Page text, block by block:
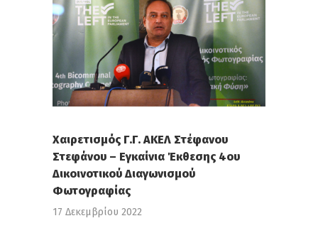
Χαιρετισμός Γ.Γ. ΑΚΕΛ Στέφανου
Στεφάνου – Εγκαίνια Έκθεσης 4ου
Δικοινοτικού Διαγωνισμού
Φωτογραφίας
17 Δεκεμβρίου 2022